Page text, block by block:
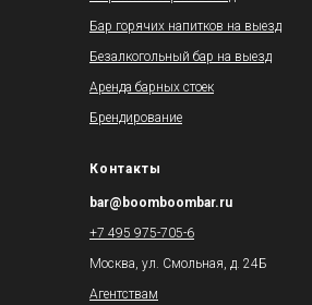
Бар горячих напитков на выезд
Безалкогольный бар на выезд
Аренда барных стоек
Брендирование
Контакты
bar@boomboombar.ru
+7 495 975-705-6
Москва, ул. Смольная, д. 24Б
Агентствам